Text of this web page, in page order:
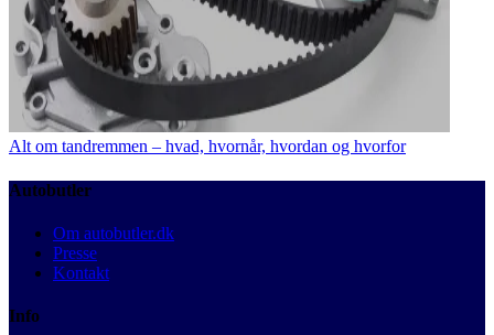
Alt om tandremmen – hvad, hvornår, hvordan og hvorfor
Autobutler
Om autobutler.dk
Presse
Kontakt
Info